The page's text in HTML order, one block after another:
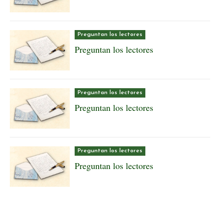
Preguntan los lectores
Preguntan los lectores
Preguntan los lectores
Preguntan los lectores
Preguntan los lectores
Preguntan los lectores